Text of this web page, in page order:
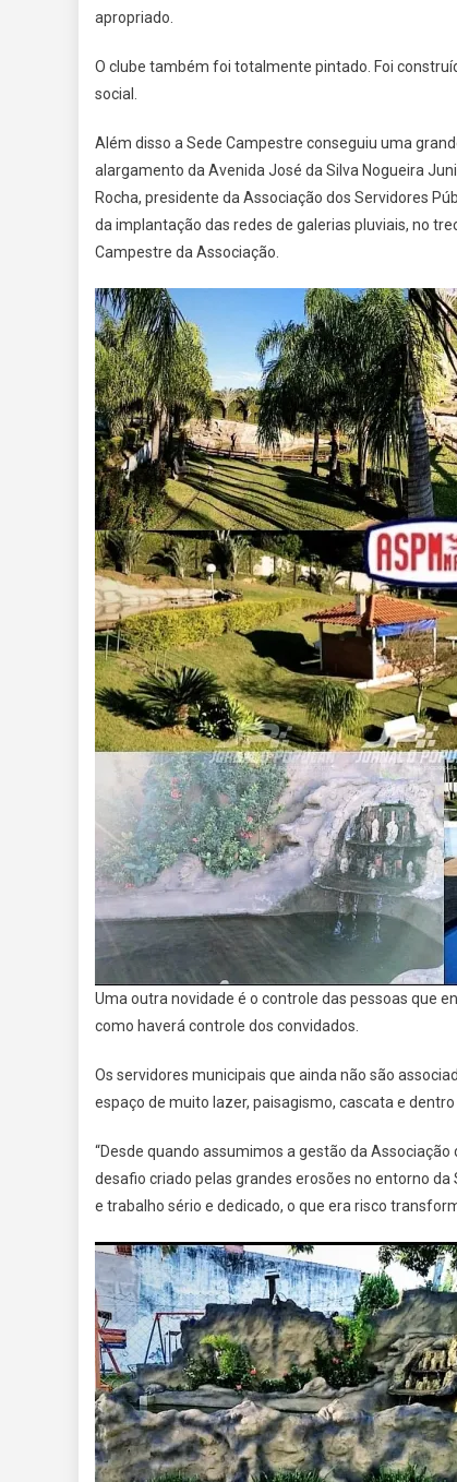
apropriado.
O clube também foi totalmente pintado. Foi
social.
Além disso a Sede Campestre conseguiu uma
alargamento da Avenida José da Silva Nogueira
Rocha, presidente da Associação dos Servidores
da implantação das redes de galerias pluviais, no
Campestre da Associação.
Uma outra novidade é o controle das pessoas que
como haverá controle dos convidados.
Os servidores municipais que ainda não são
espaço de muito lazer, paisagismo, cascata e dentro
“Desde quando assumimos a gestão da
desafio criado pelas grandes erosões no entorno
e trabalho sério e dedicado, o que era risco